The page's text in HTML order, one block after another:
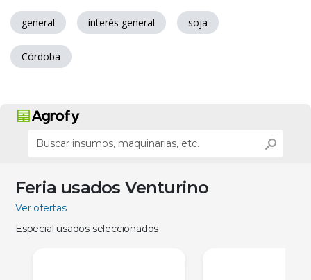
general interés general soja
Córdoba
Feria usados Venturino
Ver ofertas
Especial usados seleccionados